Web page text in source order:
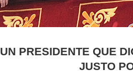
UN PRESIDENTE QUE
JUSTO